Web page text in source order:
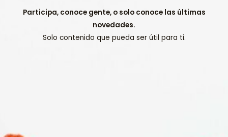
Participa, conoce gente, o solo conoce las últimas
novedades.
Solo contenido que pueda ser útil para ti.